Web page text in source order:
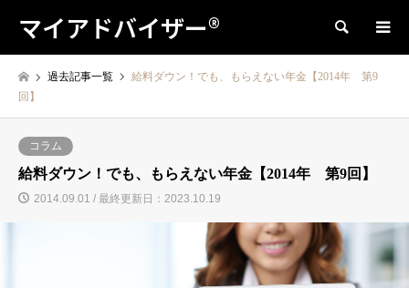
マイアドバイザー® 検索
過去記事一覧
給料ダウン！でも、もらえない年金【2014年 第9
回】
コラム
給料ダウン！でも、もらえない年金【2014年 第9回】
2014.09.01 / 最終更新日：2023.10.19